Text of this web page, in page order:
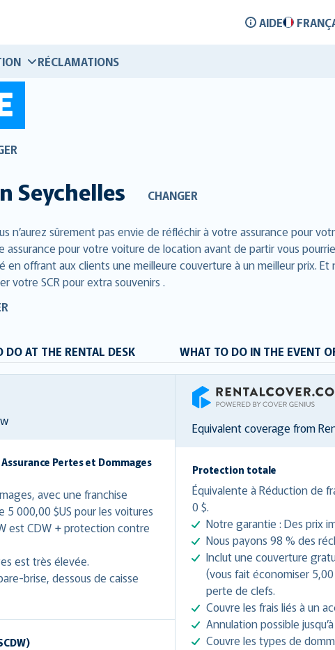
AIDE
RÉCLAMATIONS
Seychelles CHANGER
n’aurez sûrement pas envie de réfléchir à votre assurance pour
assurance pour votre voiture de location avant de partir vous
offrant aux clients une meilleure couverture à un meilleur prix.
votre SCR pour extra souvenirs .
DO AT THE RENTAL DESK WHAT TO DO IN THE EVENT
Pertes et Dommages
avec une franchise
000,00 $US pour les voitures
est CDW + protection contre
est très élevée.
brise, dessous de caisse
RentalCover
Equivalent coverage from
Protection totale
Équivalente à Réduction de
0 $.
Notre garantie : Des prix
Nous payons 98 % des
Inclut une couverture
(vous fait économiser 5,00
perte de clefs.
Couvre les frais liés à un
Annulation possible
Couvre les types de